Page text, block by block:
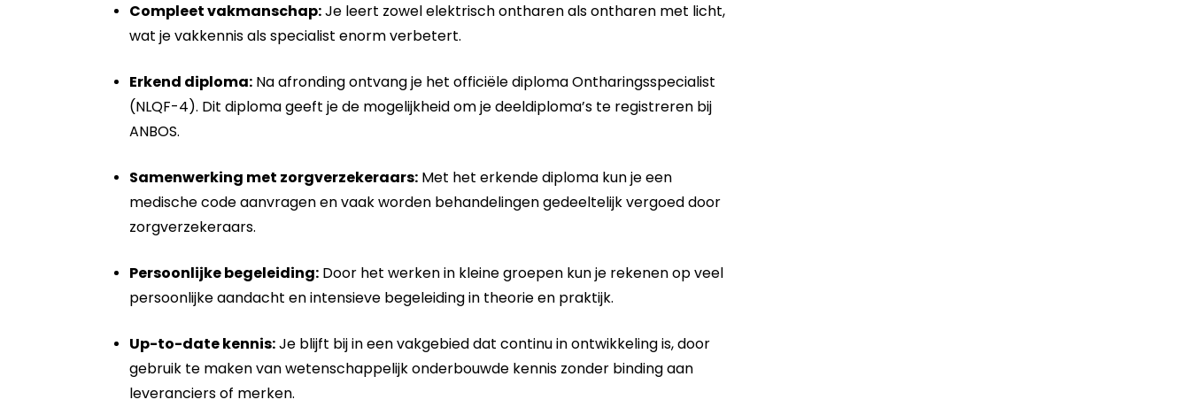
Compleet vakmanschap:Je leert zowel elektrisch ontharen als ontharen met licht,
wat je vakkennis als specialist enorm verbetert.
Erkend diploma:Na afronding ontvang je het officiële diploma Ontharingsspecialist
(NLQF-4). Dit diploma geeft je de mogelijkheid om je deeldiploma’s te registreren bij
ANBOS.
Samenwerking met zorgverzekeraars:Met het erkende diploma kun je een
medische code aanvragen en vaak worden behandelingen gedeeltelijk vergoed door
zorgverzekeraars.
Persoonlijke begeleiding:Door het werken in kleine groepen kun je rekenen op veel
persoonlijke aandacht en intensieve begeleiding in theorie en praktijk.
Up-to-date kennis:Je blijft bij in een vakgebied dat continu in ontwikkeling is, door
gebruik te maken van wetenschappelijk onderbouwde kennis zonder binding aan
leveranciers of merken.